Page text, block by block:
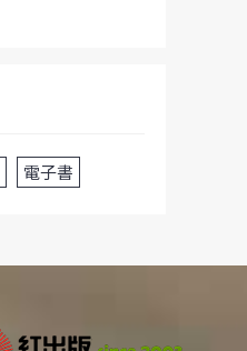
電子書